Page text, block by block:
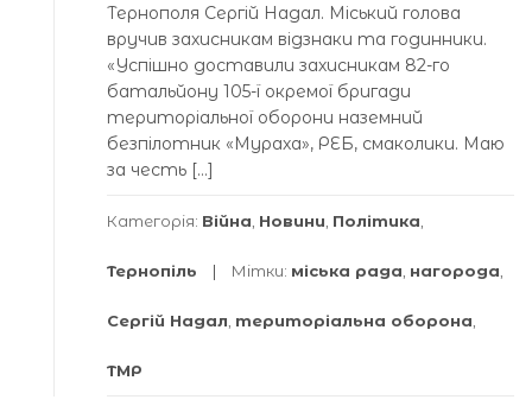
Тернополя Сергій Надал. Міський голова
вручив захисникам відзнаки та годинники.
«Успішно доставили захисникам 82-го
батальйону 105-ї окремої бригади
територіальної оборони наземний
безпілотник «Мураха», РЕБ, смаколики. Маю
за честь […]
Категорія: Війна, Новини, Політика,
Тернопіль Мітки: міська рада, нагорода,
Сергій Надал, територіальна оборона,
ТМР